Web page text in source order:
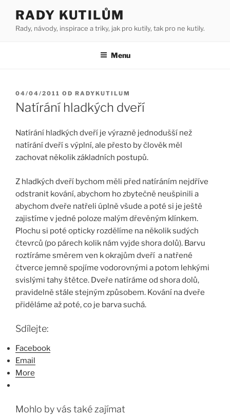
obsahu
RADY KUTILŮM
Rady, návody, inspirace a triky, jak pro kutily, tak pro ne kutily.
Menu
PUBLIKOVÁNO
04/04/2011 OD RADYKUTILUM
Natírání hladkých dveří
Natírání hladkých dveří je výrazně jednodušší než
natírání dveří s výplní, ale přesto by člověk měl
zachovat několik základních postupů.
Z hladkých dveří bychom měli před natíráním nejdříve
odstranit kování, abychom ho zbytečně neušpinili a
abychom dveře natřeli úplně všude a poté si je ještě
zajistíme v jedné poloze malým dřevěným klínkem.
Plochu si poté opticky rozdělíme na několik sudých
čtevrců (po párech kolik nám vyjde shora dolů). Barvu
roztíráme směrem ven k okrajům dveří a natřené
čtverce jemně spojíme vodorovnými a potom lehkými
svislými tahy štětce. Dveře natíráme od shora dolů,
pravidelně stále stejným způsobem. Kování na dveře
přiděláme až poté, co je barva suchá.
Sdílejte:
Facebook
Email
More
Mohlo by vás také zajímat